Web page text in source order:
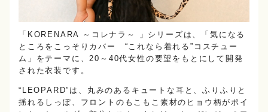
「KORENARA ～コレナラ～ 」シリーズは、「気になる
ところをこっそりカバー “これなら着れる”コスチュー
ム」をテーマに、20～40代女性の要望をもとにして開発
された衣装です。
“LEOPARD”は、丸みのあるキュートな耳と、ふりふりと
揺れるしっぽ、フロントのもこもこ素材のヒョウ柄がポイ